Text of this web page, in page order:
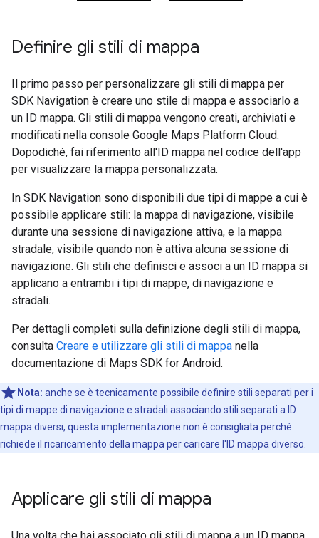
Definire gli stili di mappa
Il primo passo per personalizzare gli stili di mappa per
SDK Navigation è creare uno stile di mappa e associarlo a
un ID mappa. Gli stili di mappa vengono creati, archiviati e
modificati nella console Google Maps Platform Cloud.
Dopodiché, fai riferimento all'ID mappa nel codice dell'app
per visualizzare la mappa personalizzata.
In SDK Navigation sono disponibili due tipi di mappe a cui è
possibile applicare stili: la mappa di navigazione, visibile
durante una sessione di navigazione attiva, e la mappa
stradale, visibile quando non è attiva alcuna sessione di
navigazione. Gli stili che definisci e associ a un ID mappa si
applicano a entrambi i tipi di mappe, di navigazione e
stradali.
Per dettagli completi sulla definizione degli stili di mappa,
consulta Creare e utilizzare gli stili di mappa nella
documentazione di Maps SDK for Android.
Nota: anche se è tecnicamente possibile definire stili separati per i
tipi di mappe di navigazione e stradali associando stili separati a ID
mappa diversi, questa implementazione non è consigliata perché
richiede il ricaricamento della mappa per caricare l'ID mappa diverso.
Applicare gli stili di mappa